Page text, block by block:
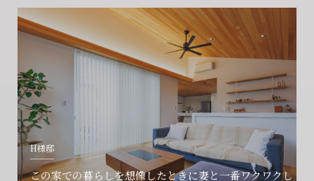
H様邸
この家での暮らしを想像したときに妻と一番ワクワクし
CONTACT
お電話でのお問い合わせ
0466-24-2478
営業時間9:30~18:30 水曜定休
閉じる
CONTACT
プロコール24ご利用の方
0120-073-386
閉じる
CONTACT
賃貸管理事業部へのお問い合わせ
0466-24-2478
営業時間9:30~18:30 水曜定休
閉じる